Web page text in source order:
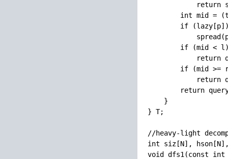
return
int mid =
if
if (mid <
return
if (mid >=
return
return
    }
} T;
//heavy-light
int siz[N],
void dfs1(const